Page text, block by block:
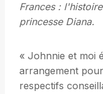
Frances :
princesse Diana.
« Johnnie et moi
arrangement
respectifs